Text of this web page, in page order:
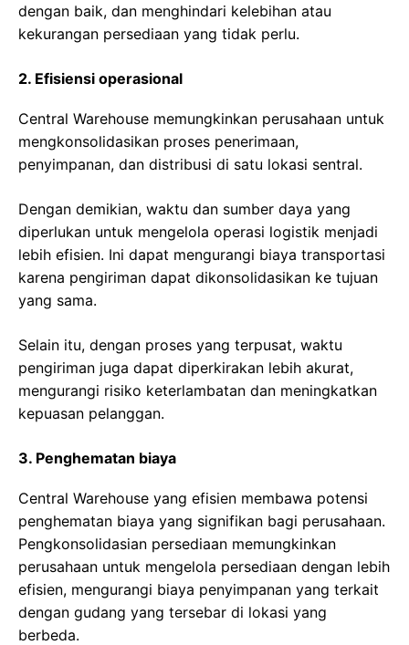
dengan baik, dan menghindari kelebihan atau
kekurangan persediaan yang tidak perlu.
2. Efisiensi operasional
Central Warehouse memungkinkan perusahaan untuk
mengkonsolidasikan proses penerimaan,
penyimpanan, dan distribusi di satu lokasi sentral.
Dengan demikian, waktu dan sumber daya yang
diperlukan untuk mengelola operasi logistik menjadi
lebih efisien. Ini dapat mengurangi biaya transportasi
karena pengiriman dapat dikonsolidasikan ke tujuan
yang sama.
Selain itu, dengan proses yang terpusat, waktu
pengiriman juga dapat diperkirakan lebih akurat,
mengurangi risiko keterlambatan dan meningkatkan
kepuasan pelanggan.
3. Penghematan biaya
Central Warehouse yang efisien membawa potensi
penghematan biaya yang signifikan bagi perusahaan.
Pengkonsolidasian persediaan memungkinkan
perusahaan untuk mengelola persediaan dengan lebih
efisien, mengurangi biaya penyimpanan yang terkait
dengan gudang yang tersebar di lokasi yang
berbeda.